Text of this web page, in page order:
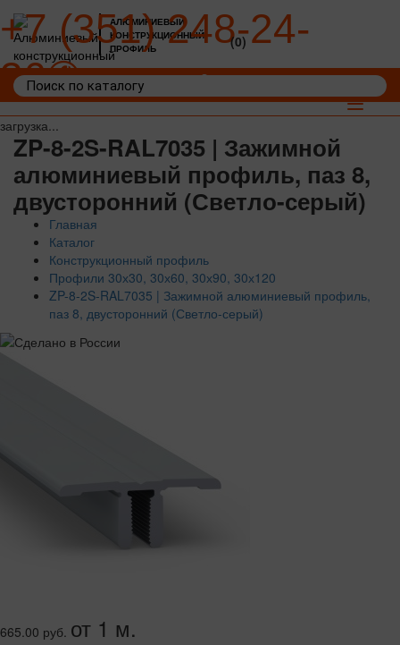
загрузка...
АЛЮМИНИЕВЫЙ
КОНСТРУКЦИОННЫЙ
ПРОФИЛЬ
+7 (351) 248-24-
36
(0)
Toggle
ZP-8-2S-RAL7035 | Зажимной
алюминиевый профиль, паз 8,
двусторонний (Светло-серый)
Главная
Каталог
Конструкционный профиль
Профили 30х30, 30х60, 30х90, 30х120
ZP-8-2S-RAL7035 | Зажимной алюминиевый профиль,
паз 8, двусторонний (Светло-серый)
665.00 руб. от 1 м.